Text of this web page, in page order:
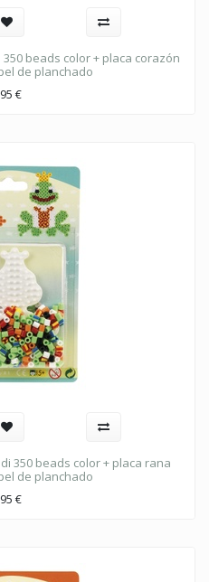
beads color + placa corazón
de planchado
€
350 beads color + placa rana
de planchado
€